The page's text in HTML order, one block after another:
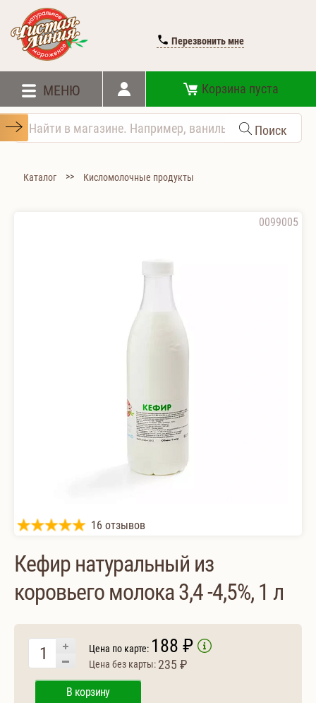
Перезвонить мне
МЕНЮ Корзина пуста
Поиск
Каталог >> Кисломолочные продукты
0099005
16 отзывов
Кефир натуральный из
коровьего молока 3,4 -4,5%, 1 л
Цена по карте: 188 ₽
Цена без карты: 235 ₽
В корзину